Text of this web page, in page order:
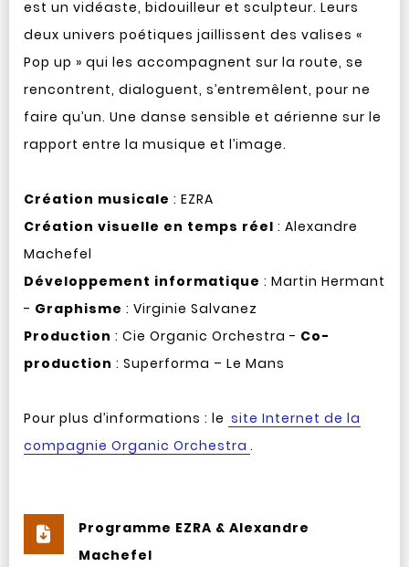
est un vidéaste, bidouilleur et sculpteur. Leurs
deux univers poétiques jaillissent des valises «
Pop up » qui les accompagnent sur la route, se
rencontrent, dialoguent, s’entremêlent, pour ne
faire qu’un. Une danse sensible et aérienne sur le
rapport entre la musique et l’image.
Création musicale : EZRA
Création visuelle en temps réel : Alexandre
Machefel
Développement informatique : Martin Hermant
- Graphisme : Virginie Salvanez
Production : Cie Organic Orchestra - Co-
production : Superforma – Le Mans
Pour plus d’informations : le site Internet de la
compagnie Organic Orchestra .
Programme EZRA & Alexandre
Machefel